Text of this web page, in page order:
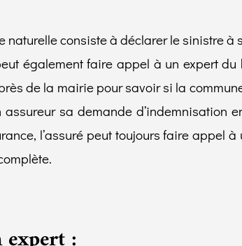
consiste à déclarer le sinistre
également faire appel à un expert
de la mairie pour savoir si la
sa demande d’indemnisation
l’assuré peut toujours faire appel